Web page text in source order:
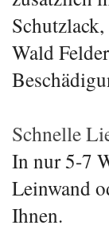
Wald
Schnelle
In nur 5-7
Leinwand
Ihnen.